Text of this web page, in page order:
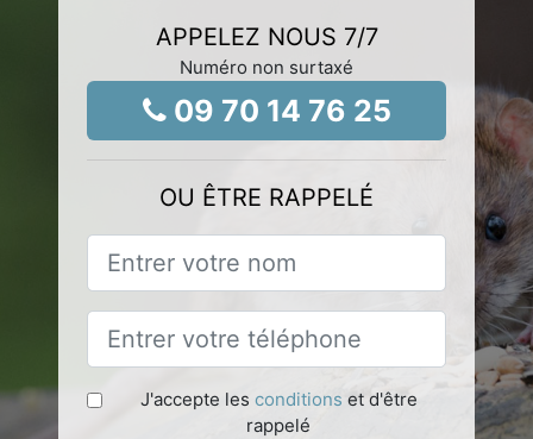
APPELEZ NOUS 7/7
Numéro non surtaxé
09 70 14 76 25
OU ÊTRE RAPPELÉ
J'accepte les conditions et d'être
rappelé